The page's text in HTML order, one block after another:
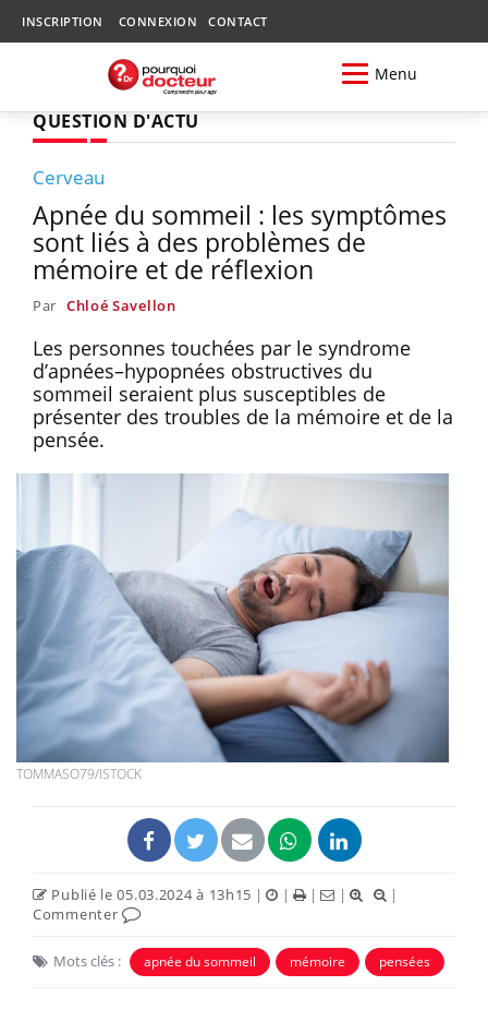
INSCRIPTION CONNEXION CONTACT
Menu
QUESTION D'ACTU
Cerveau
Apnée du sommeil : les symptômes
sont liés à des problèmes de
mémoire et de réflexion
Par Chloé Savellon
Les personnes touchées par le syndrome
d’apnées–hypopnées obstructives du
sommeil seraient plus susceptibles de
présenter des troubles de la mémoire et de la
pensée.
TOMMASO79/ISTOCK
Publié le 05.03.2024 à 13h15 | | | |
|
Commenter
Mots clés : apnée du sommeil mémoire pensées